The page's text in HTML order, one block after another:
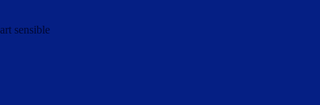
art sensible